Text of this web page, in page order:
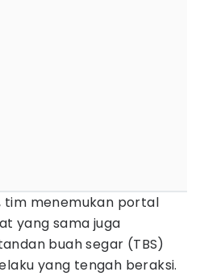
tim menemukan portal
yang sama juga
buah segar (TBS)
yang tengah beraksi.